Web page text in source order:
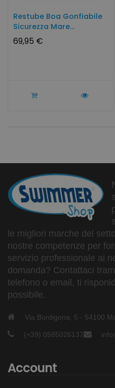
Restube Boa Gonfiabile
Sicurezza Mare...
69,95 €
le migliori marche del
nostre competenze per
servizio professionale ai
domanda? Contattaci
telefono o email, ti
possibile.
Via Bordigona, 5 - 54100
(+39) 0585026137
Account